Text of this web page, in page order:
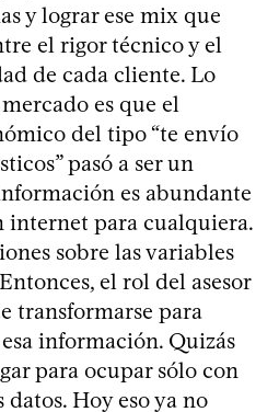
y lograr ese mix que
el rigor técnico y el
de cada cliente. Lo
es que el
del tipo “te envío
pasó a ser un
es abundante
internet para cualquiera.
sobre las variables
el rol del asesor
transformarse para
información. Quizás
para ocupar sólo con
Hoy eso ya no